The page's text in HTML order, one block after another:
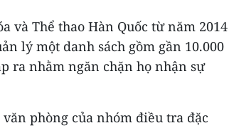
và Thể thao Hàn Quốc từ năm 2014
lý một danh sách gồm gần 10.000
ra nhằm ngăn chặn họ nhận sự
phòng của nhóm điều tra đặc